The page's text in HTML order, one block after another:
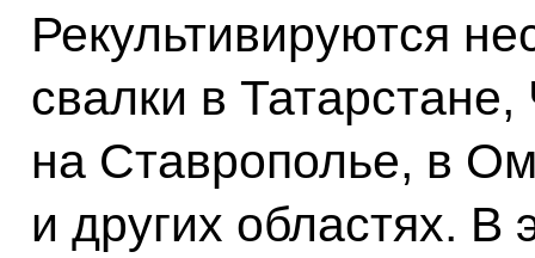
Рекультивируются
свалки в
на Ставрополье, в
и других областях. В